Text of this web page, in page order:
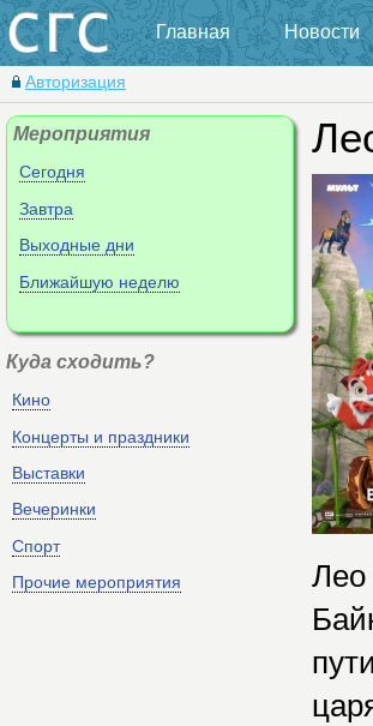
Главная Новости
Авторизация
Мероприятия
Сегодня
Завтра
Выходные дни
Ближайшую неделю
Куда сходить?
Кино
Концерты и праздники
Выставки
Вечеринки
Спорт
Прочие мероприятия
Лео